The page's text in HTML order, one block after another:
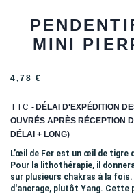
MINI
4,78 €
TTC
DÉLAI D'EXPÉDITION
OUVRÉS APRÈS RÉCEPTION
DÉLAI + LONG)
L’œil de Fer est un œil de
Pour la lithothérapie, il
sur plusieurs chakras à la
d'ancrage, plutôt Yang. Cette